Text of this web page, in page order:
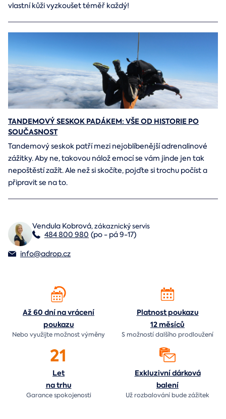
vlastní kůži vyzkoušet téměř každý!
TANDEMOVÝ SESKOK PADÁKEM: VŠE OD HISTORIE PO
SOUČASNOST
Tandemový seskok patří mezi nejoblíbenější adrenalinové
zážitky. Aby ne, takovou nálož emocí se vám jinde jen tak
nepoštěstí zažít. Ale než si skočíte, pojďte si trochu počíst a
připravit se na to.
Vendula Kobrová,zákaznický servis
484 800 980 (po - pá 9-17)
info@adrop.cz
Až 60 dní na vrácení
poukazu
Nebo využijte možnost výměny
Platnost poukazu
12 měsíců
S možností dalšího prodloužení
21
Let
na trhu
Garance spokojenosti
Exkluzivní dárková
balení
Už rozbalování budezážitek